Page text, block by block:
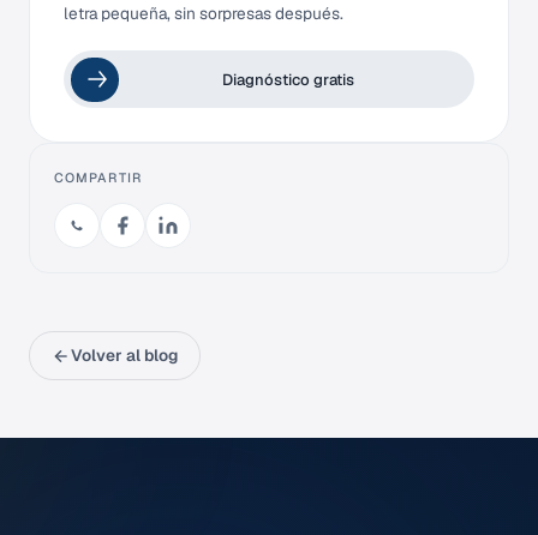
letra pequeña, sin sorpresas después.
Diagnóstico gratis
COMPARTIR
Volver al blog